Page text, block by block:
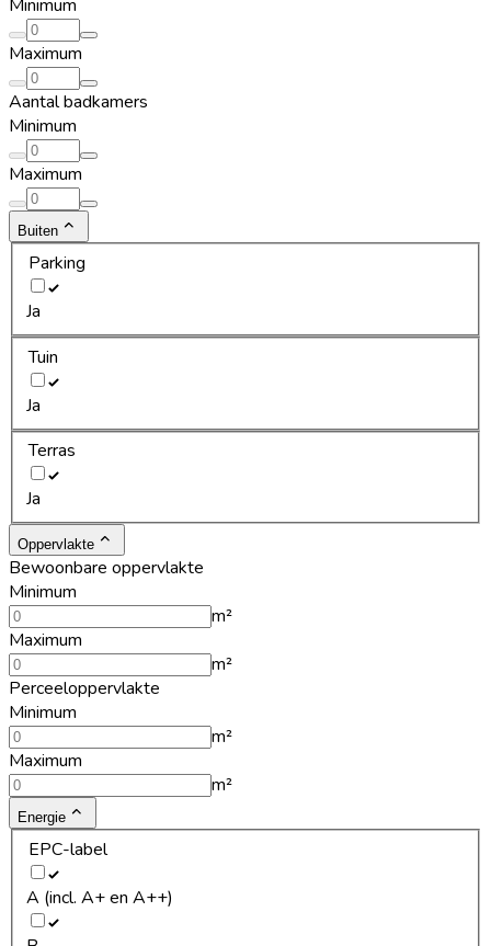
Minimum
Maximum
Aantal badkamers
Minimum
Maximum
Buiten
Parking
Ja
Tuin
Ja
Terras
Ja
Oppervlakte
Bewoonbare oppervlakte
Minimum
m²
Maximum
m²
Perceeloppervlakte
Minimum
m²
Maximum
m²
Energie
EPC-label
A (incl. A+ en A++)